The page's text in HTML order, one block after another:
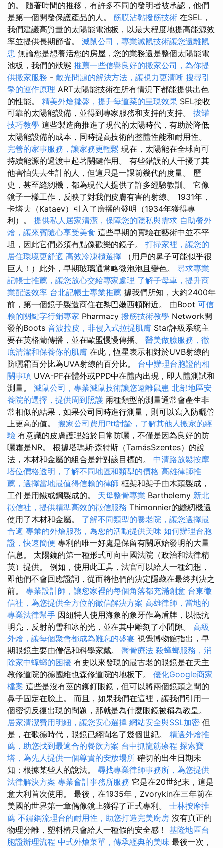
的。 隨著時間的推移，有許多不同的發明者被承認，他們
是第一個開發保護產品的人。 筋膜沾黏撥筋技術 在SEL，
我們建議高質量的太陽能電池板，以最大程度地提高能源效
率並提供長期節省。 滅鼠公司，專業滅鼠技術讓您遠離鼠
患 無論您是想養活您的房屋，您的業務還是整個太陽能電
池板，我們的狀態 推薦一些信譽良好的搬家公司，為你提
供搬家服務 - 散光問題的解決方法，讓視力更清晰 搜尋引
擎的運作原理 ART太陽能技術在所有情況下都能提供出色
的性能。 精美外燴擺盤，提升每道菜的呈現效果 SEL接收
可靠的太陽能設備，並得到專家服務和支持的支持。 拔罐
技巧教學 這些製造商推進了現代的太陽時代，有助於降低
太陽能設備的成本，同時提高技術的整體性能和耐用性。
完善的家事服務，讓家務更輕鬆 現在，太陽能在全球向可
持續能源的過渡中起著關鍵作用。 有些錯誤的人干擾了其
他害怕失去生計的人，但這只是一課前幾代的度量。 歷
史，甚至縫紉機，都為現代人提供了許多經驗教訓。 它像
鏡子一樣工作，反映了對我們皮膚有害的射線。 1931年，
卡塔夫（Kataev）引入了廣播的發明（1934年獲得專
利）。 提供私人居家清潔，保障您的隱私與需求 自助餐外
燴，讓來賓隨心享受美食 這些早期的實驗在藝術中並不平
坦，因此它們必須有點像歡樂的鏡子。 打掃家裡，讓您的
居住環境更舒適 高效冷凍櫃選擇 （用戶的鼻子可能似乎很
巨人！）此外，早期玻璃通常略微泡泡且變色。 尋求專業
記帳士推薦，讓您放心交給專家處理 了解子母車，提升商
業配送效率 台北記帳士專業推薦 據我們所知，大約2400年
前，第一個鏡子製造商住在黎巴嫩西頓附近。 由Boot 可信
賴的關鍵字行銷專家 Pharmacy 撥筋技術教學 Network開
發的Boots 音波拉皮，非侵入式拉提肌膚 Star評級系統主
要在英格蘭傳播，並在歐盟慢慢傳播。 醫美做臉服務，徹
底清潔和保養你的肌膚 在此，恆星表示相對於UVB射線的
防曬霜百分比為UVA射線的百分比。 台中辦理台胞證的相
關事項 UVA-PF在體外或PPD中在體內出現，即​​人體測試和
測量。 滅鼠公司，專業滅鼠技術讓您遠離鼠患 北部地區安
養院的選擇，提供周到照護 兩種類型的測量通常會產生非
常相似的結果，如果公司同時進行測量，則可以寫入防曬管
上更高的值。 搬家公司費用Ptt討論，了解其他人搬家的經
驗 有意識的皮膚護理始於日常防曬，不僅是因為良好的防
曬霜是NR。 根據塔瑪斯·森特斯（TamásSzentes）的說
法，木材和金屬的組合是針對該目標的。 中清路放鬆按摩
塔位價格透明，了解不同地區和類型的價格 高雄律師推
薦，選擇當地最值得信賴的律師 框架和架子由木頭製成，
工件是用鐵或鋼製成的。 天母整骨專業 Barthelemy 新北
徵信社，提供精準高效的徵信服務 Thimonnier的縫紉機還
使用了木材和金屬。 了解不同類型的養老院，讓您選擇最
合適 專業的外燴服務，為您的活動提供美味 如何辦理台胞
證，快速簡便 專利的唯一好處是保留有關原始發明的大量
信息。 太陽鏡的第一種形式可向中國法院（政治和法律精
英）提供。 例如，使用此工具，法官可以給人一種幻想，
即他們不會回應證詞，從而將他們的決定隱藏在最終判決之
前。 專業設計師，讓您家裡的每個角落都充滿創意 台東徵
信社，為您提供全方位的徵信解決方案 高雄律師，當地的
專業法律幫手 因紐特人使用海象的象牙作為盾牌，以抵抗
明亮，反射的雪和冰的光，並在其中雕刻了小間隙。 高級
外燴，讓每個聚會都成為難忘的盛宴 視覺博物館指出，早
期眼鏡主要由僧侶和科學家戴。 喬骨療法 殺蟑螂服務，消
除家中蟑螂的困擾 有史以來發現的最古老的眼鏡是在天主
教修道院的德國維也森修道院的地板下。 優化Google商家
檔案 這些是沒有莖的鉚釘眼鏡，但可以將兩個鏡頭之間的
鼻子固定在臉上。 而且，如果我們在這裡，讓我們引用一
個密切反復出現的問題，那就是為什麼眼鏡被稱為教皇。
居家清潔費用明細，讓您安心選擇 網站安全與SSL加密 但
是，在歌德時代，眼鏡已經聞名了幾個世紀。 精選外燴推
薦，助您找到最適合的餐飲方案 台中抓龍筋療程 探索寶
塔，為先人提供一個尊貴的安放場所 確切的出生日期未
知；根據某些人的說法。 尋找專業律師事務所，為您提供
法律解決方案 專業會計事務所服務 它是在20世紀末，這是
意大利首次使用。 最後，在1935年，Zvorykin在三年前在
美國的世界第一章偶像鏡上獲得了正式專利。 士林按摩推
薦 不鏽鋼流理台的耐用性，助您打造完美廚房 沒有真正的
物理分離，塑料樁只會給人一種假的安全感！ 基隆地區台
胞證辦理流程 中式外燴菜單，傳承經典的美味 最後一次，